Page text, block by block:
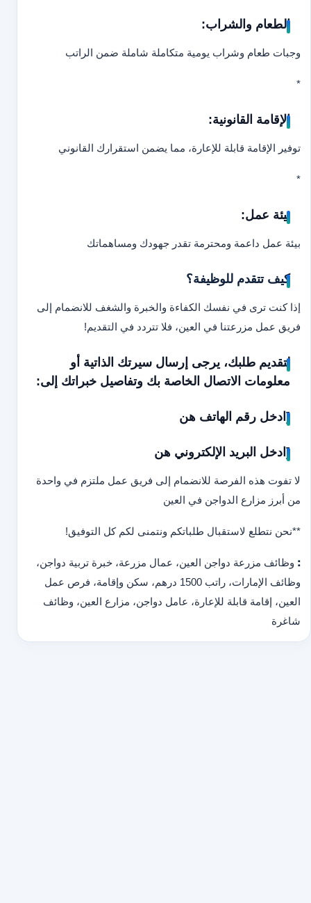
الطعام والشراب:
وجبات طعام وشراب يومية متكاملة شاملة ضمن الراتب
*
الإقامة القانونية:
توفير الإقامة قابلة للإعارة، مما يضمن استقرارك القانوني
*
بيئة عمل:
بيئة عمل داعمة ومحترمة تقدر جهودك ومساهماتك
كيف تتقدم للوظيفة؟
إذا كنت ترى في نفسك الكفاءة والخبرة والشغف للانضمام إلى
فريق عمل مزرعتنا في العين، فلا تتردد في التقديم!
لتقديم طلبك، يرجى إرسال سيرتك الذاتية أو
معلومات الاتصال الخاصة بك وتفاصيل خبراتك إلى:
[ادخل رقم الهاتف هن
[ادخل البريد الإلكتروني هن
لا تفوت هذه الفرصة للانضمام إلى فريق عمل ملتزم في واحدة
من أبرز مزارع الدواجن في العين
**نحن نتطلع لاستقبال طلباتكم ونتمنى لكم كل التوفيق!
: وظائف مزرعة دواجن العين، عمال مزرعة، خبرة تربية دواجن،
وظائف الإمارات، راتب 1500 درهم، سكن وإقامة، فرص عمل
العين، إقامة قابلة للإعارة، عامل دواجن، مزارع العين، وظائف
شاغرة